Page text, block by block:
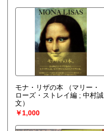
モナ・リザの本
（マリー・
ローズ・ストレイ編 ; 中村誠
文）
￥1,000